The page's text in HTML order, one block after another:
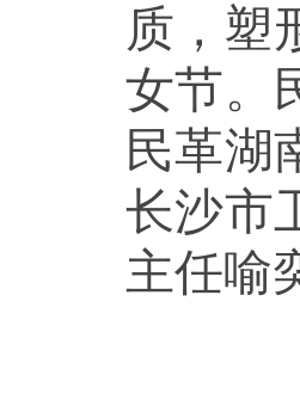
质，塑
女节。
民革湖
长沙市
主任喻